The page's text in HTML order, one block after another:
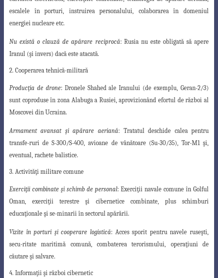
escalele în porturi, instruirea personalului, colaborarea în domeniul
energiei nucleare etc.
Nu există o clauză de apărare reciprocă: Rusia nu este obligată să apere
Iranul (şi invers) dacă este atacată.
2. Cooperarea tehnică-militară
Producţia de drone: Dronele Shahed ale Iranului (de exemplu, Geran-2/3)
suntcoproduse în zona Alabuga a Rusiei, aprovizionând efortul de război al
Moscovei din Ucraina.
Armament avansat şi apărare aeriană: Tratatul deschide calea pentru
transfe-ruri de S-300/S-400, avioane de vânătoare (Su-30/35), Tor-M1 şi,
eventual, rachete balistice.
3. Activităţi militare comune
Exerciţii combinate şi schimb de personal: Exerciţii navale comune în Golful
Oman, exerciţii terestre şi cibernetice combinate, plus schimburi
educaţionale şi se-minarii în sectorul apărării.
Vizite în porturi şi cooperare logistică: Acces sporit pentru navele ruseşti,
secu-ritate maritimă comună, combaterea terorismului, operaţiuni de
căutare şi salvare.
4. Informaţii şi război cibernetic